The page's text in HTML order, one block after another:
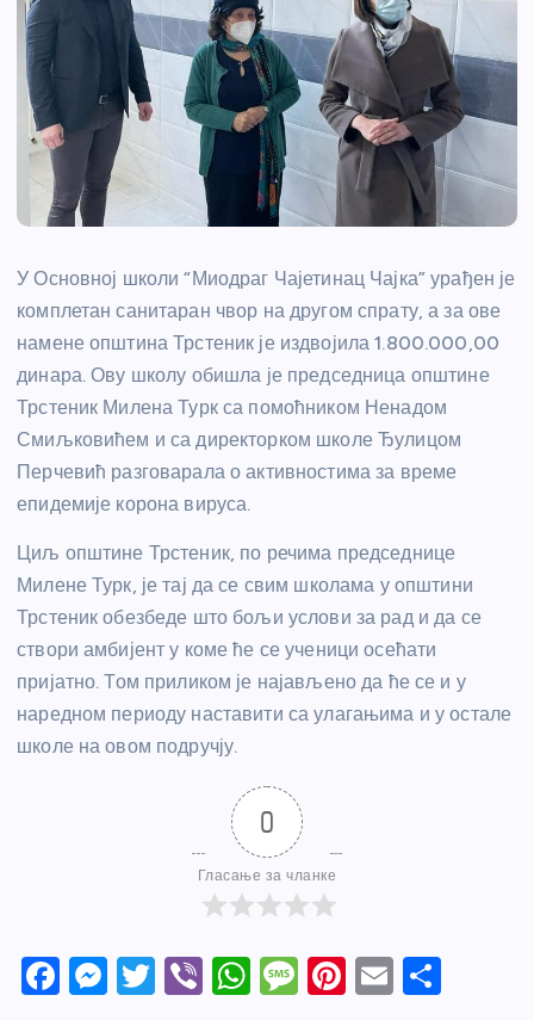
У Основној школи “Миодраг Чајетинац Чајка” урађен је
комплетан санитаран чвор на другом спрату, а за ове
намене општина Трстеник је издвојила 1.800.000,00
динара. Ову школу обишла је председница општине
Трстеник Милена Турк са помоћником Ненадом
Смиљковићем и са директорком школе Ђулицом
Перчевић разговарала о активностима за време
епидемије корона вируса.
Циљ општине Трстеник, по речима председнице
Милене Турк, је тај да се свим школама у општини
Трстеник обезбеде што бољи услови за рад и да се
створи амбијент у коме ће се ученици осећати
пријатно. Том приликом је најављено да ће се и у
наредном периоду наставити са улагањима и у остале
школе на овом подручју.
0
Гласање за чланке
F
M
T
Vi W M
Pi
E